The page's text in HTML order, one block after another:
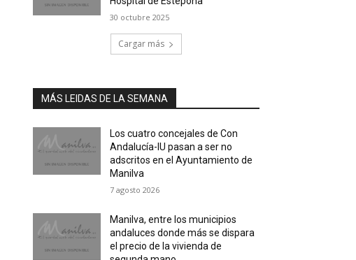
30 octubre 2025
Cargar más
MÁS LEIDAS DE LA SEMANA
Los cuatro concejales de Con
Andalucía-IU pasan a ser no
adscritos en el Ayuntamiento de
Manilva
7 agosto 2026
Manilva, entre los municipios
andaluces donde más se dispara
el precio de la vivienda de